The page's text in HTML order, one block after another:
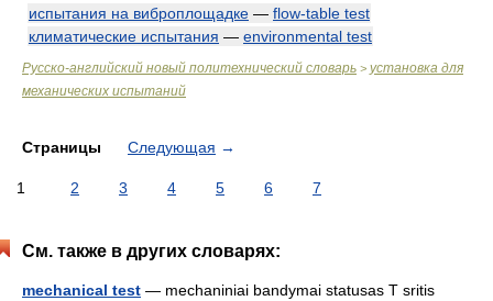
испытания на виброплощадке — flow-table test
климатические испытания — environmental test
Русско-английский новый политехнический словарь > установка для
механических испытаний
Страницы Следующая →
1 2 3 4 5 6 7
См. также в других словарях:
mechanical test — mechaniniai bandymai statusas T sritis